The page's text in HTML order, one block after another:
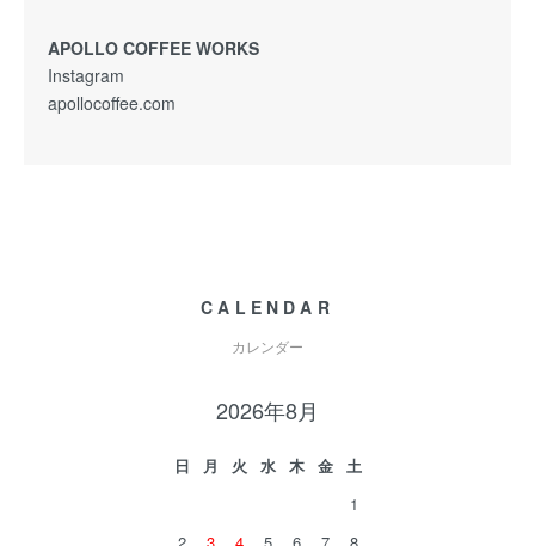
APOLLO COFFEE WORKS
Instagram
apollocoffee.com
CALENDAR
カレンダー
2026年8月
日 月 火 水 木 金
土
1